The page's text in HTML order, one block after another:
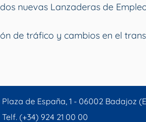
nuevas Lanzaderas de
de tráfico y cambios en el
Plaza de España, 1 - 06002 Badajoz
Telf. (+34) 924 21 00 00